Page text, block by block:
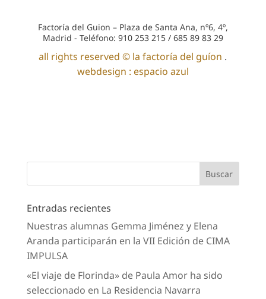
Factoría del Guion – Plaza de Santa Ana, nº6, 4º,
Madrid - Teléfono: 910 253 215 / 685 89 83 29
all rights reserved © la factoría del guíon .
webdesign : espacio azul
Entradas recientes
Nuestras alumnas Gemma Jiménez y Elena
Aranda participarán en la VII Edición de CIMA
IMPULSA
«El viaje de Florinda» de Paula Amor ha sido
seleccionado en La Residencia Navarra